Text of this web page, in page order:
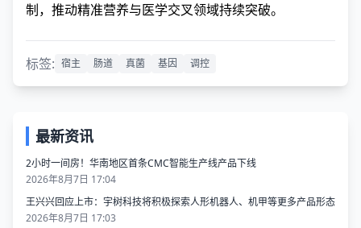
制，推动精准营养与医学交叉领域持续突破。
标签: 宿主 肠道 真菌 基因 调控
最新资讯
2小时一间房！华南地区首条CMC智能生产线产品下线
2026年8月7日 17:04
王兴兴回应上市：宇树科技将积极探索人形机器人、机甲等更多产品形态
2026年8月7日 17:03